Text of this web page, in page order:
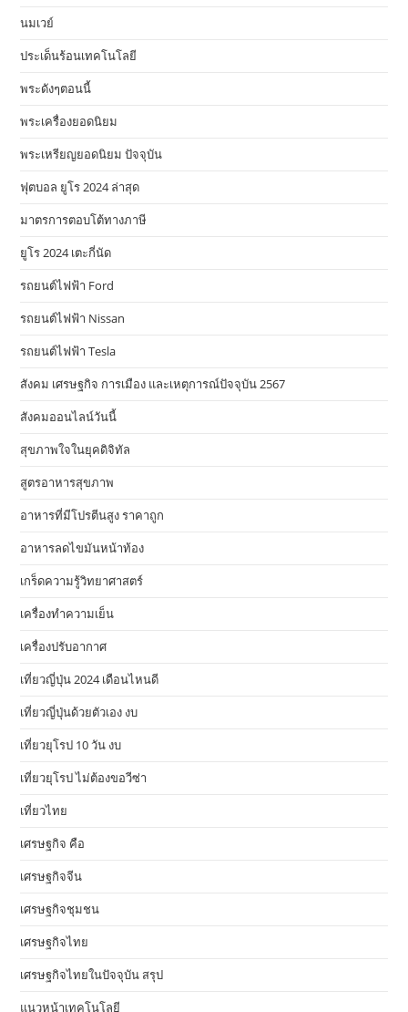
นมเวย์
ประเด็นร้อนเทคโนโลยี
พระดังๆตอนนี้
พระเครื่องยอดนิยม
พระเหรียญยอดนิยม ปัจจุบัน
ฟุตบอล ยูโร 2024 ล่าสุด
มาตรการตอบโต้ทางภาษี
ยูโร 2024 เตะกี่นัด
รถยนต์ไฟฟ้า Ford
รถยนต์ไฟฟ้า Nissan
รถยนต์ไฟฟ้า Tesla
สังคม เศรษฐกิจ การเมือง และเหตุการณ์ปัจจุบัน 2567
สังคมออนไลน์วันนี้
สุขภาพใจในยุคดิจิทัล
สูตรอาหารสุขภาพ
อาหารที่มีโปรตีนสูง ราคาถูก
อาหารลดไขมันหน้าท้อง
เกร็ดความรู้วิทยาศาสตร์
เครื่องทำความเย็น
เครื่องปรับอากาศ
เที่ยวญี่ปุ่น 2024 เดือนไหนดี
เที่ยวญี่ปุ่นด้วยตัวเอง งบ
เที่ยวยุโรป 10 วัน งบ
เที่ยวยุโรป ไม่ต้องขอวีซ่า
เที่ยวไทย
เศรษฐกิจ คือ
เศรษฐกิจจีน
เศรษฐกิจชุมชน
เศรษฐกิจไทย
เศรษฐกิจไทยในปัจจุบัน สรุป
แนวหน้าเทคโนโลยี